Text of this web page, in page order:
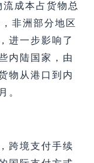
成本占货物总
非洲部分地区
进一步影响了
内陆国家，由
物从港口到内
。
跨境支付手续